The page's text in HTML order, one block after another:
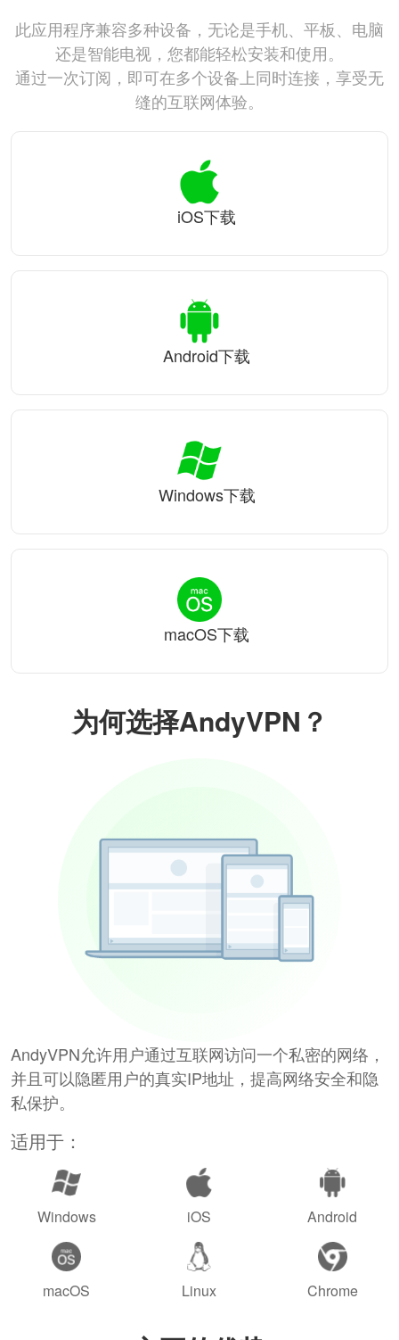
为何选择AndyVPN？
AndyVPN允许用户通过互联网访问一个私密的网络，
并且可以隐匿用户的真实IP地址，提高网络安全和隐
私保护。
适用于：
Windows iOS Android
macOS Linux Chrome
此应用程序兼容多种设备，无论是手机、平板、电脑
还是智能电视，您都能轻松安装和使用。
通过一次订阅，即可在多个设备上同时连接，享受无
缝的互联网体验。
iOS下载
Android下载
Windows下载
macOS下载